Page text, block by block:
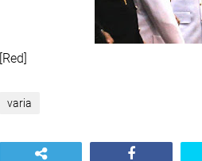
[Red]
varia